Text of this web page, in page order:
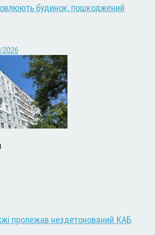
будинок, пошкоджений
пролежав нездетонований КАБ